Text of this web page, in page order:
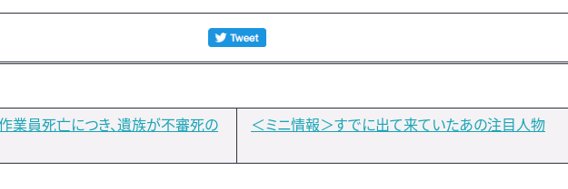
員死亡につき、遺族が不審死の
＜ミニ情報＞すでに出て来ていたあの注目人物